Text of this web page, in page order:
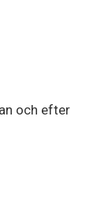
och efter